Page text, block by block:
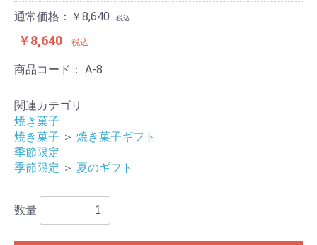
通常価格：￥8,640 税込
￥8,640 税込
商品コード： A-8
関連カテゴリ
焼き菓子
焼き菓子 ＞ 焼き菓子ギフト
季節限定
季節限定 ＞ 夏のギフト
数量